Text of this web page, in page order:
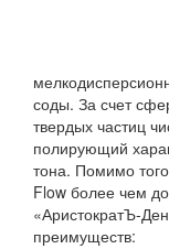
соды. За счет
твердых частиц
полирующий
тона. Помимо
Flow более чем
«АристократЪ-
преимуществ: